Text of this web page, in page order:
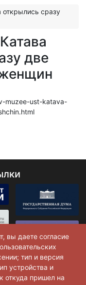
открылись сразу
две
muzee-ust-katava-
вы даете согласие
тип и версия
устройства и
откуда пришел на